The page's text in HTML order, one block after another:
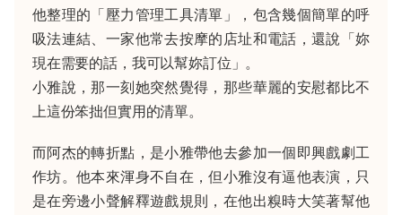
他整理的「壓力管理工具清單」，包含幾個簡單的呼
吸法連結、一家他常去按摩的店址和電話，還說「妳
現在需要的話，我可以幫妳訂位」。
小雅說，那一刻她突然覺得，那些華麗的安慰都比不
上這份笨拙但實用的清單。
而阿杰的轉折點，是小雅帶他去參加一個即興戲劇工
作坊。他本來渾身不自在，但小雅沒有逼他表演，只
是在旁邊小聲解釋遊戲規則，在他出糗時大笑著幫他